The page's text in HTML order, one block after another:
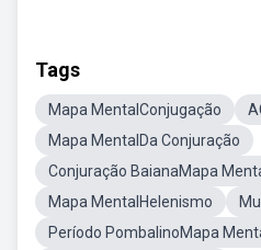
Tags
Mapa MentalConjugação
Mapa MentalDa Conjuração
Conjuração BaianaMapa
Mapa MentalHelenismo
Período PombalinoMapa